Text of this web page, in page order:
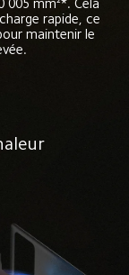
mm²*. Cela
rapide, ce
maintenir le